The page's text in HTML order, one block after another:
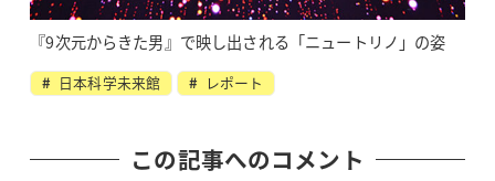
『9次元からきた男』で映し出される「ニュートリノ」の姿
日本科学未来館 レポート
この記事へのコメント